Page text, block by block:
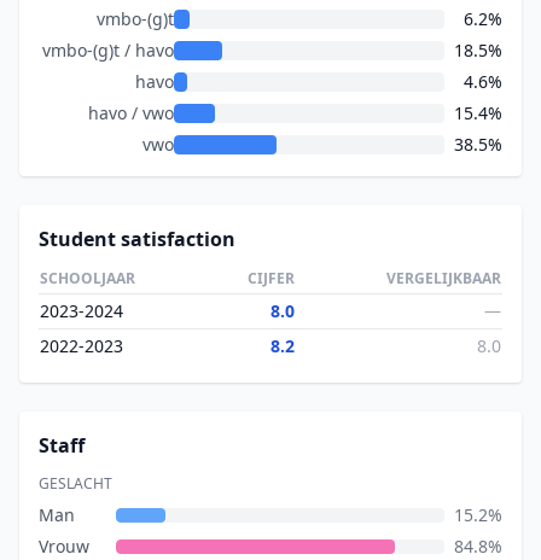
vmbo-(g)t
6.2%
vmbo-(g)t / havo
18.5%
havo
4.6%
havo / vwo
15.4%
vwo
38.5%
Student satisfaction
SCHOOLJAAR CIJFER VERGELIJKBAAR
2023-2024 8.0
—
2022-2023
8.2 8.0
Staff
GESLACHT
Man
15.2%
Vrouw
84.8%